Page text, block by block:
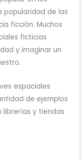
popularidad de las
ficción. Muchos
ficticias
y imaginar un
espaciales
de ejemplos
librerías y tiendas